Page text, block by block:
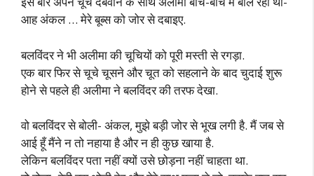
आह अंकल … मेरे बूब्स को जोर से दबाइए.
बलविंदर ने भी अलीमा की चूचियों को पूरी मस्ती से रगड़ा.
एक बार फिर से चूचे चूसने और चूत को सहलाने के बाद चुदाई शुरू
होने से पहले ही अलीमा ने बलविंदर की तरफ देखा.
वो बलविंदर से बोली- अंकल, मुझे बड़ी जोर से भूख लगी है. मैं जब से
आई हूँ मैंने न तो नहाया है और न ही कुछ खाया है.
लेकिन बलविंदर पता नहीं क्यों उसे छोड़ना नहीं चाहता था.